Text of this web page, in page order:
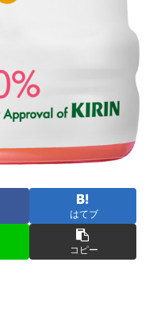
はてブ
コピー